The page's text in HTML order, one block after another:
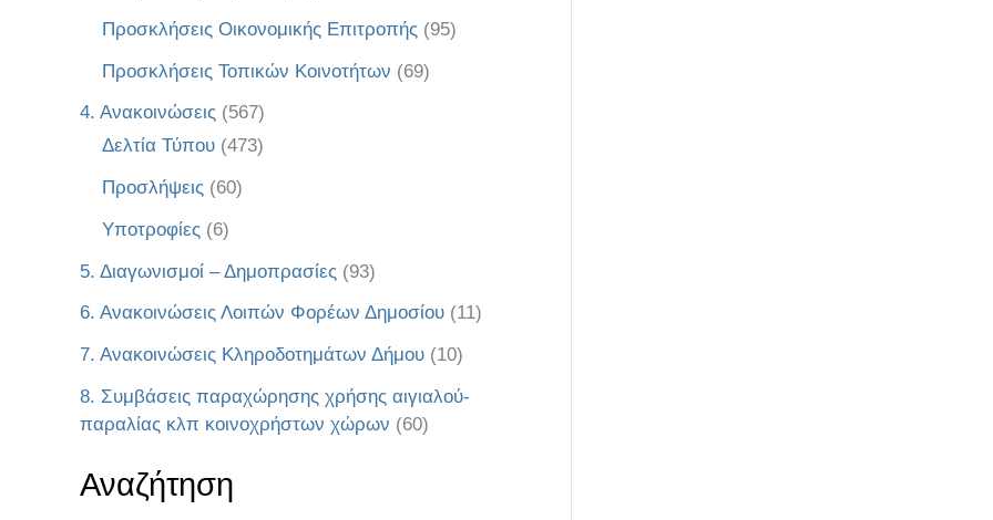
Προσκλήσεις Οικονομικής Επιτροπής (95)
Προσκλήσεις Τοπικών Κοινοτήτων (69)
4. Ανακοινώσεις (567)
Δελτία Τύπου (473)
Προσλήψεις (60)
Υποτροφίες (6)
5. Διαγωνισμοί – Δημοπρασίες (93)
6. Ανακοινώσεις Λοιπών Φορέων Δημοσίου (11)
7. Ανακοινώσεις Κληροδοτημάτων Δήμου (10)
8. Συμβάσεις παραχώρησης χρήσης αιγιαλού-
παραλίας κλπ κοινοχρήστων χώρων (60)
Αναζήτηση